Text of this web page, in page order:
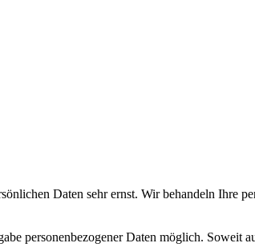
Daten sehr ernst. Wir behandeln Ihre
personenbezogener Daten möglich.